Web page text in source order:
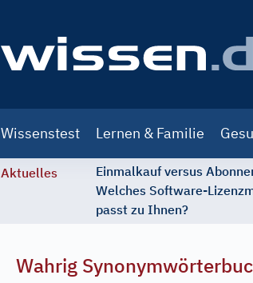
navigation
Wissenstest Lernen & Familie
Aktuelles
Einmalkauf versus
Welches Software-
passt zu Ihnen?
Wahrig